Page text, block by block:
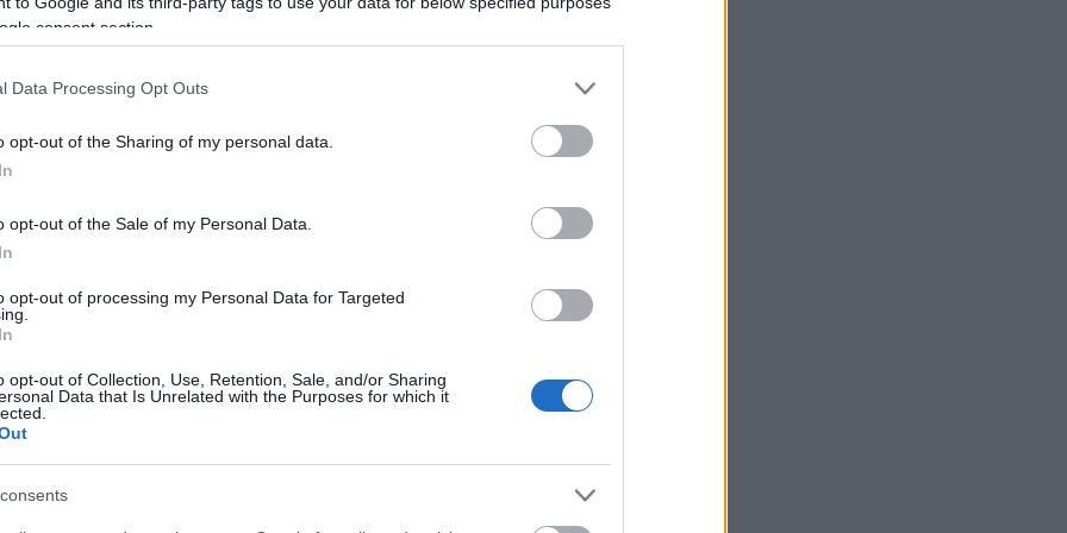
consent section.
Data Processing Opt Outs
opt-out of the Sharing of my personal data.
opt-out of the Sale of my Personal Data.
opt-out of processing my Personal Data for Targeted
opt-out of Collection, Use, Retention, Sale, and/or Sharing
Data that Is Unrelated with the Purposes for which it
πρόγραμμα για επιχειρήσεις, με
Έρχεται το νέο δωρεάν εκπαιδευτικό πρόγραμμα για
Certification Program που για πρώτη φορά, προσφέρει